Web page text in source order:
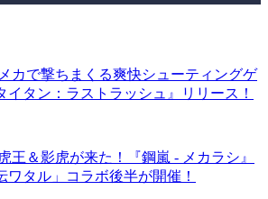
カで撃ちまくる爽快シューティングゲ
イタン：ラストラッシュ』リリース！
王＆影虎が来た！『鋼嵐 - メカラシ』
ワタル」コラボ後半が開催！